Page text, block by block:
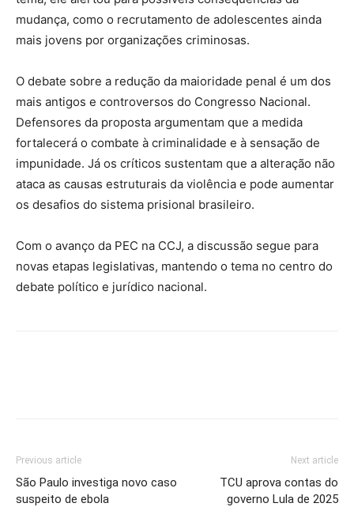
mudança, como o recrutamento de adolescentes ainda
mais jovens por organizações criminosas.
O debate sobre a redução da maioridade penal é um dos
mais antigos e controversos do Congresso Nacional.
Defensores da proposta argumentam que a medida
fortalecerá o combate à criminalidade e à sensação de
impunidade. Já os críticos sustentam que a alteração não
ataca as causas estruturais da violência e pode aumentar
os desafios do sistema prisional brasileiro.
Com o avanço da PEC na CCJ, a discussão segue para
novas etapas legislativas, mantendo o tema no centro do
debate político e jurídico nacional.
Previous article
São Paulo investiga novo caso
suspeito de ebola
Next article
TCU aprova contas do
governo Lula de 2025